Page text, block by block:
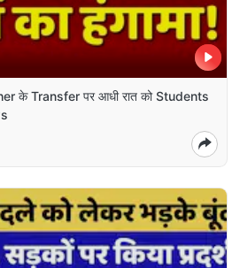
के Transfer पर आधी रात को Students